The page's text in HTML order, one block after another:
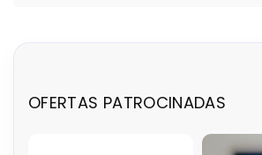
OFERTAS PATROCINADAS